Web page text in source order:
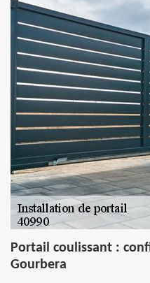
Portail coulissant :
Gourbera